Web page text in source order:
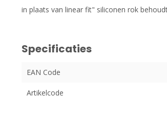
in plaats van linear fit" siliconen rok
Specificaties
EAN Code
Artikelcode